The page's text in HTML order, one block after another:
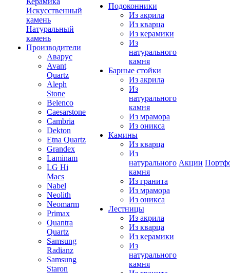
Искусственный
камень
Натуральный
камень
Производители
Аварус
Avant
Quartz
Aleph
Stone
Belenco
Caesarstone
Cambria
Dekton
Etna Quartz
Grandex
Laminam
LG Hi
Macs
Nabel
Neolith
Neomarm
Primax
Quantra
Quartz
Samsung
Radianz
Samsung
Staron
Подоконники
Из акрила
Из кварца
Из керамики
Из
натурального
камня
Барные стойки
Из акрила
Из
натурального
камня
Из мрамора
Из оникса
Камины
Из кварца
Из
натурального
камня
Из гранита
Из мрамора
Из оникса
Лестницы
Из акрила
Из кварца
Из керамики
Из
натурального
камня
Акции